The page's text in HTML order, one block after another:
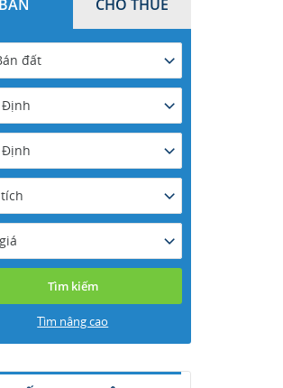
BÁN CHO THUÊ
đất
Định
Định
Tìm nâng cao